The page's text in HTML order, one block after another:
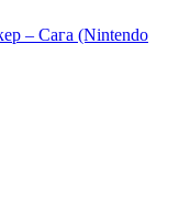
– Сага (Nintendo